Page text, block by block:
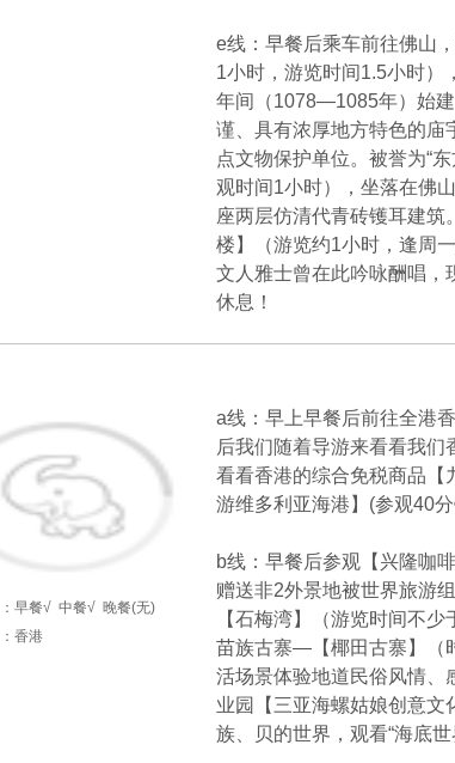
e线：早餐后乘车前往佛山
1小时，游览时间1.5小时）
年间（1078—1085年）始
谨、具有浓厚地方特色的庙
点文物保护单位。被誉为“
观时间1小时），坐落在佛
座两层仿清代青砖镬耳建
楼】（游览约1小时，逢周
文人雅士曾在此吟咏酬唱，
休息！
早餐√ 中餐√ 晚餐(无)
香港
a线：早上早餐后前往全港
后我们随着导游来看看我
看看香港的综合免税商品【
游维多利亚海港】(参观40
b线：早餐后参观【兴隆咖
赠送非2外景地被世界旅游
【石梅湾】（游览时间不
苗族古寨—【椰田古寨】（
活场景体验地道民俗风情、
业园【三亚海螺姑娘创意文
族、贝的世界，观看“海底世